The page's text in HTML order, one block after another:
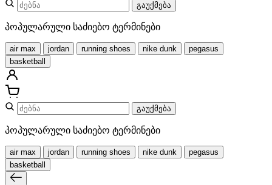
გაუქმება
პოპულარული საძიებო ტერმინები
air max jordan running shoes nike dunk
pegasus
basketball
გაუქმება
პოპულარული საძიებო ტერმინები
air max jordan running shoes nike dunk
pegasus
basketball